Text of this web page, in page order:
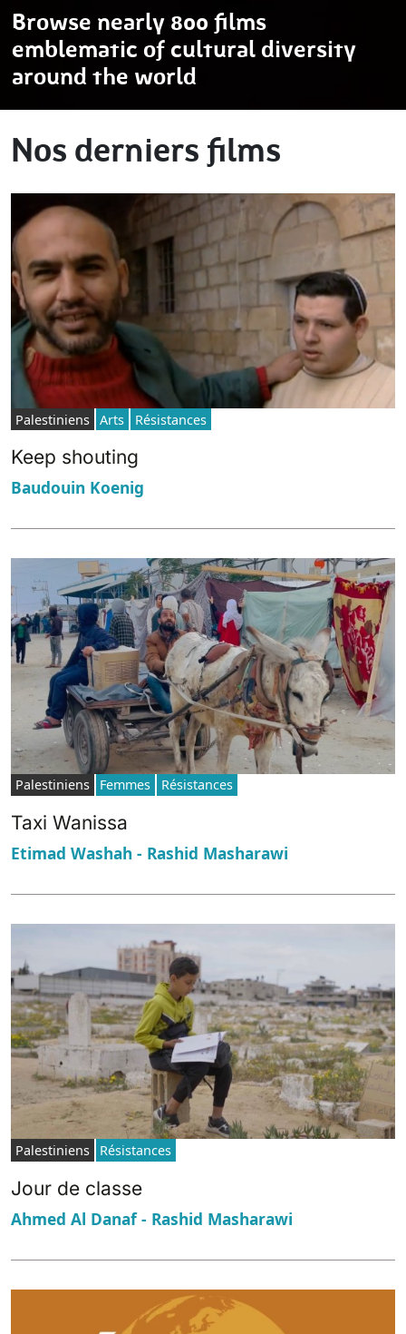
Browse nearly 800 films
emblematic of cultural diversity
around the world
Nos derniers films
Palestiniens Arts Résistances
Keep shouting
Baudouin Koenig
Palestiniens Femmes Résistances
Taxi Wanissa
Etimad Washah - Rashid Masharawi
Palestiniens Résistances
Jour de classe
Ahmed Al Danaf - Rashid Masharawi